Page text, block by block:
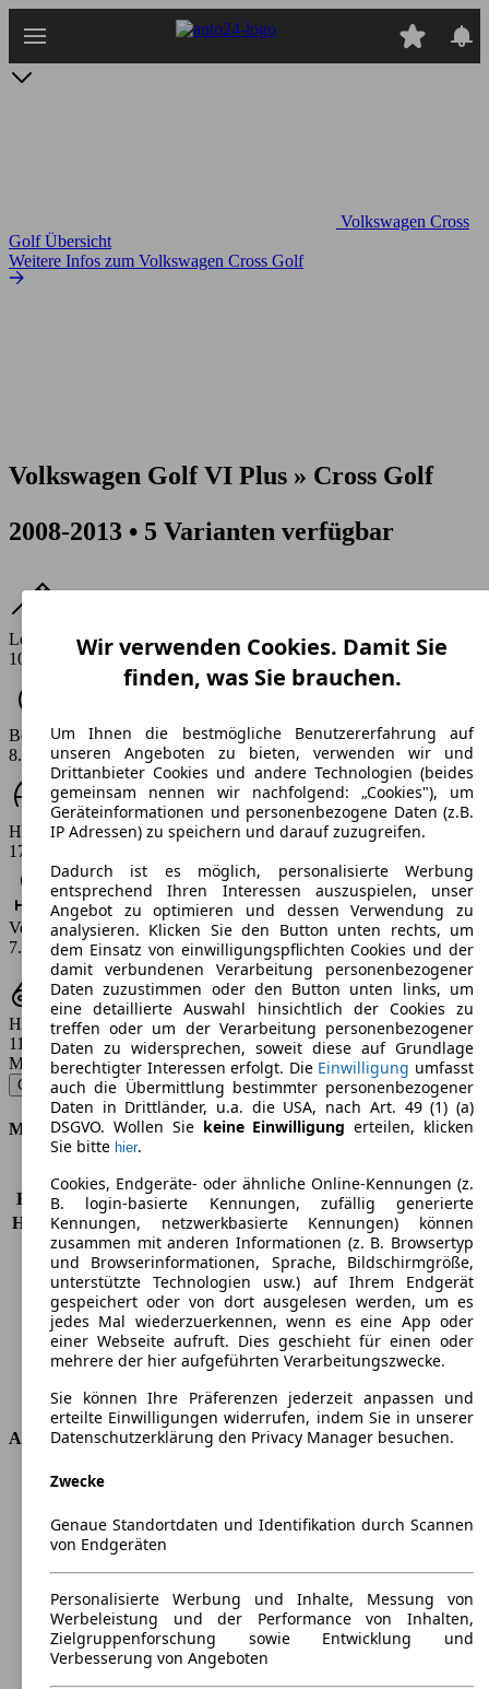
Hauptinhalt
Volkswagen Cross
Golf Übersicht
Weitere Infos zum Volkswagen Cross Golf
Volkswagen Golf VI Plus » Cross Golf
2008-2013 • 5 Varianten verfügbar
Leistung
105 - 160 PS
Beschleunigung (0-100 km/h)
8.6 - 11.5 s
Höchstgeschwindigkeit (km/h)
179 - 207 km/h
Verbrauch
7.6 - 8.8 l/100km
Hubraum
1197 - 1390 ccm
Modellbezeichnung :
CrossGolf 1.2 TSI - 77 KW (105 PS) (2010/04 - 2013/04)▼
Motor & Leistung
KW (PS)
77 kW (105 PS)
Beschleunigung (0-100 km/h) 11,5s
Höchstgeschwindigkeit (km/h) 179 km/h
Anzahl der Gänge
6
Drehmoment
175 nm
Hubraum
1197 ccm
Kraftstoff
Benzin
Zylinder
4
Getriebe
Schaltgetriebe
Antriebsart
Vorderradantrieb
Abmessungen
Länge
Breite
1776 mm
Radstand
Maximalgewicht
Max. Zuladung
-
Türen
5
Sitze
5
Wir verwenden Cookies. Damit Sie
finden, was Sie brauchen.
Um Ihnen die bestmögliche Benutzererfahrung auf
unseren Angeboten zu bieten, verwenden wir und
Drittanbieter Cookies und andere Technologien (beides
gemeinsam nennen wir nachfolgend: „Cookies"), um
Geräteinformationen und personenbezogene Daten (z.B.
IP Adressen) zu speichern und darauf zuzugreifen.
Dadurch ist es möglich, personalisierte Werbung
entsprechend Ihren Interessen auszuspielen, unser
Angebot zu optimieren und dessen Verwendung zu
analysieren. Klicken Sie den Button unten rechts, um
dem Einsatz von einwilligungspflichten Cookies und der
damit verbundenen Verarbeitung personenbezogener
Daten zuzustimmen oder den Button unten links, um
eine detaillierte Auswahl hinsichtlich der Cookies zu
treffen oder um der Verarbeitung personenbezogener
Daten zu widersprechen, soweit diese auf Grundlage
berechtigter Interessen erfolgt. Die Einwilligung umfasst
auch die Übermittlung bestimmter personenbezogener
Daten in Drittländer, u.a. die USA, nach Art. 49 (1) (a)
DSGVO. Wollen Sie keine Einwilligung erteilen, klicken
Sie bitte hier.
Cookies, Endgeräte- oder ähnliche Online-Kennungen (z.
B. login-basierte Kennungen, zufällig generierte
Kennungen, netzwerkbasierte Kennungen) können
zusammen mit anderen Informationen (z. B. Browsertyp
und Browserinformationen, Sprache, Bildschirmgröße,
unterstützte Technologien usw.) auf Ihrem Endgerät
gespeichert oder von dort ausgelesen werden, um es
jedes Mal wiederzuerkennen, wenn es eine App oder
einer Webseite aufruft. Dies geschieht für einen oder
mehrere der hier aufgeführten Verarbeitungszwecke.
Sie können Ihre Präferenzen jederzeit anpassen und
erteilte Einwilligungen widerrufen, indem Sie in unserer
Datenschutzerklärung den Privacy Manager besuchen.
Zwecke
Genaue Standortdaten und Identifikation durch Scannen
von Endgeräten
Personalisierte Werbung und Inhalte, Messung von
Werbeleistung und der Performance von Inhalten,
Zielgruppenforschung sowie Entwicklung und
Verbesserung von Angeboten